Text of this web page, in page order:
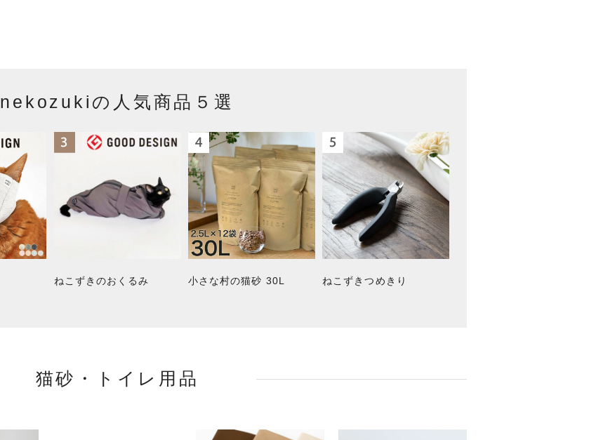
nekozukiの人気商品５選
ねこずきのおくるみ 小さな村の猫砂 30L ねこずきつめきり
猫砂・トイレ用品